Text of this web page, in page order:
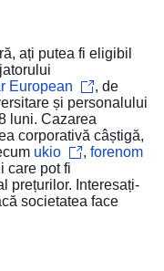
ați putea fi eligibil
European
, de
și personalului
luni. Cazarea
corporativă câștigă,
ukio , forenom
care pot fi
prețurilor. Interesați-
societatea face